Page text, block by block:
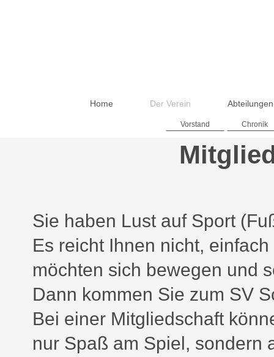
Home Der Verein Abteilungen
Vorstand Chronik
Sie haben Lust auf Sport
Es reicht Ihnen nicht,
möchten sich bewegen und
Dann kommen Sie zum SV
Bei einer Mitgliedschaft
nur Spaß am Spiel,